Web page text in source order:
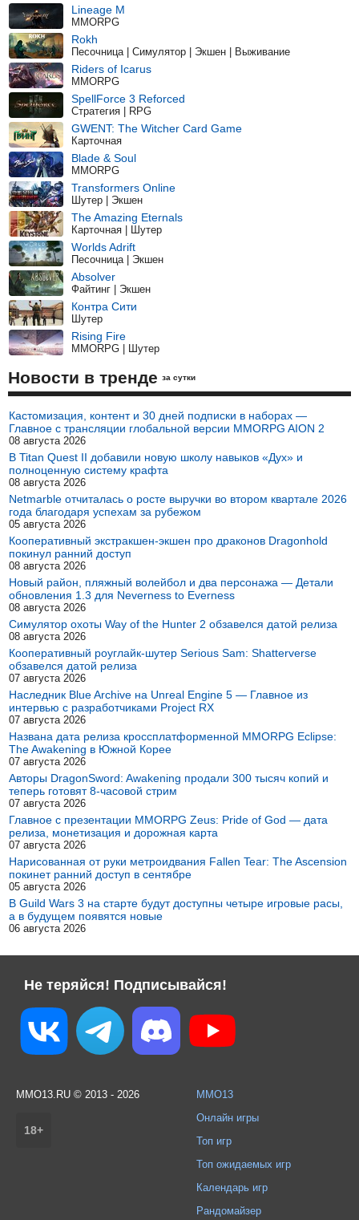
Lineage M
MMORPG
Rokh
Песочница | Симулятор | Экшен | Выживание
Riders of Icarus
MMORPG
SpellForce 3 Reforced
Стратегия | RPG
GWENT: The Witcher Card Game
Карточная
Blade & Soul
MMORPG
Transformers Online
Шутер | Экшен
The Amazing Eternals
Карточная | Шутер
Worlds Adrift
Песочница | Экшен
Absolver
Файтинг | Экшен
Контра Сити
Шутер
Rising Fire
MMORPG | Шутер
Новости в тренде за сутки
Кастомизация, контент и 30 дней подписки в наборах —
Главное с трансляции глобальной версии MMORPG AION 2
08 августа 2026
В Titan Quest II добавили новую школу навыков «Дух» и
полноценную систему крафта
08 августа 2026
Netmarble отчиталась о росте выручки во втором квартале 2026
года благодаря успехам за рубежом
05 августа 2026
Кооперативный экстракшен-экшен про драконов Dragonhold
покинул ранний доступ
08 августа 2026
Новый район, пляжный волейбол и два персонажа — Детали
обновления 1.3 для Neverness to Everness
08 августа 2026
Симулятор охоты Way of the Hunter 2 обзавелся датой релиза
08 августа 2026
Кооперативный роуглайк-шутер Serious Sam: Shatterverse
обзавелся датой релиза
07 августа 2026
Наследник Blue Archive на Unreal Engine 5 — Главное из
интервью с разработчиками Project RX
07 августа 2026
Названа дата релиза кроссплатформенной MMORPG Eclipse:
The Awakening в Южной Корее
07 августа 2026
Авторы DragonSword: Awakening продали 300 тысяч копий и
теперь готовят 8-часовой стрим
07 августа 2026
Главное с презентации MMORPG Zeus: Pride of God — дата
релиза, монетизация и дорожная карта
07 августа 2026
Нарисованная от руки метроидвания Fallen Tear: The Ascension
покинет ранний доступ в сентябре
05 августа 2026
В Guild Wars 3 на старте будут доступны четыре игровые расы,
а в будущем появятся новые
06 августа 2026
Не теряйся! Подписывайся!
MMO13.RU © 2013 - 2026
18+
MMO13
Онлайн игры
Топ игр
Топ ожидаемых игр
Календарь игр
Рандомайзер